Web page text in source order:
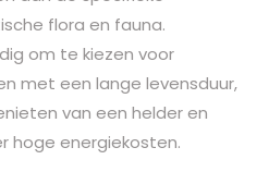
flora en fauna.
om te kiezen voor
met een lange levensduur,
van een helder en
hoge energiekosten.